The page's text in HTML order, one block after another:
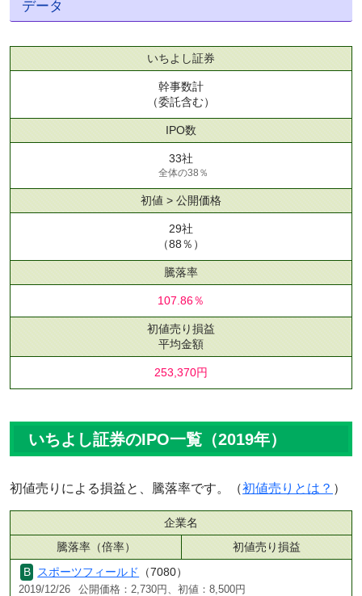
データ
いちよし証券
幹事数計
（委託含む）
IPO数
33社
全体の38％
初値 > 公開価格
29社
（88％）
騰落率
107.86％
初値売り損益
平均金額
253,370円
いちよし証券のIPO一覧（2019年）
初値売りによる損益と、騰落率です。（初値売りとは？ ）
企業名
騰落率（倍率）
初値売り損益
スポーツフィールド
（7080）
2019/12/26 公開価格：2,730円、初値：8,500円